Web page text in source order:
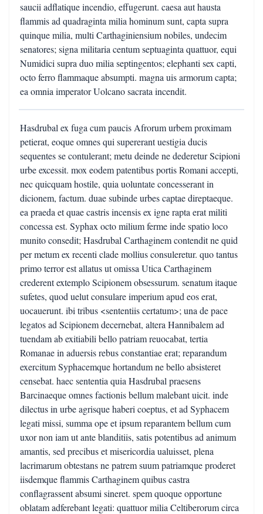
saucii adflatique incendio, effugerunt. caesa aut hausta
flammis ad quadraginta milia hominum sunt, capta supra
quinque milia, multi Carthaginiensium nobiles, undecim
senatores; signa militaria centum septuaginta quattuor, equi
Numidici supra duo milia septingentos; elephanti sex capti,
octo ferro flammaque absumpti. magna uis armorum capta;
ea omnia imperator Uolcano sacrata incendit.
Hasdrubal ex fuga cum paucis Afrorum urbem proximam
petierat, eoque omnes qui supererant uestigia ducis
sequentes se contulerant; metu deinde ne dederetur Scipioni
urbe excessit. mox eodem patentibus portis Romani accepti,
nec quicquam hostile, quia uoluntate concesserant in
dicionem, factum. duae subinde urbes captae direptaeque.
ea praeda et quae castris incensis ex igne rapta erat militi
concessa est. Syphax octo milium ferme inde spatio loco
munito consedit; Hasdrubal Carthaginem contendit ne quid
per metum ex recenti clade mollius consuleretur. quo tantus
primo terror est allatus ut omissa Utica Carthaginem
crederent extemplo Scipionem obsessurum. senatum itaque
sufetes, quod uelut consulare imperium apud eos erat,
uocauerunt. ibi tribus <sententiis certatum>; una de pace
legatos ad Scipionem decernebat, altera Hannibalem ad
tuendam ab exitiabili bello patriam reuocabat, tertia
Romanae in aduersis rebus constantiae erat; reparandum
exercitum Syphacemque hortandum ne bello absisteret
censebat. haec sententia quia Hasdrubal praesens
Barcinaeque omnes factionis bellum malebant uicit. inde
dilectus in urbe agrisque haberi coeptus, et ad Syphacem
legati missi, summa ope et ipsum reparantem bellum cum
uxor non iam ut ante blanditiis, satis potentibus ad animum
amantis, sed precibus et misericordia ualuisset, plena
lacrimarum obtestans ne patrem suum patriamque proderet
iisdemque flammis Carthaginem quibus castra
conflagrassent absumi sineret. spem quoque opportune
oblatam adferebant legati: quattuor milia Celtiberorum circa